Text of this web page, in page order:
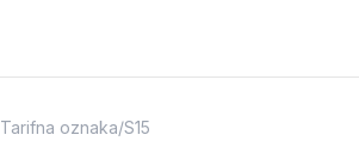
Tarifna oznaka/S15